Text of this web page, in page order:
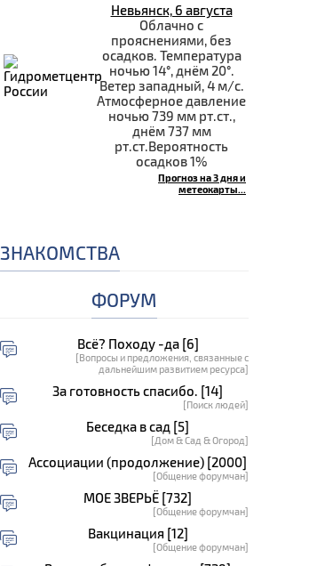
Невьянск, 6 августа
Облачно с
прояснениями, без
осадков. Температура
ночью 14°, днём 20°.
Ветер западный, 4 м/с.
Атмосферное давление
ночью 739 мм рт.ст.,
днём 737 мм
рт.ст.Вероятность
осадков 1%
Прогноз на 3 дня и
метеокарты...
ЗНАКОМСТВА
ФОРУМ
Всё? Походу -да [6]
[Вопросы и предложения, связанные с
дальнейшим развитием ресурса]
За готовность спасибо. [14]
[Поиск людей]
Беседка в сад [5]
[Дом & Сад & Огород]
Ассоциации (продолжение) [2000]
[Общение форумчан]
МОЕ ЗВЕРЬЁ [732]
[Общение форумчан]
Вакцинация [12]
[Общение форумчан]